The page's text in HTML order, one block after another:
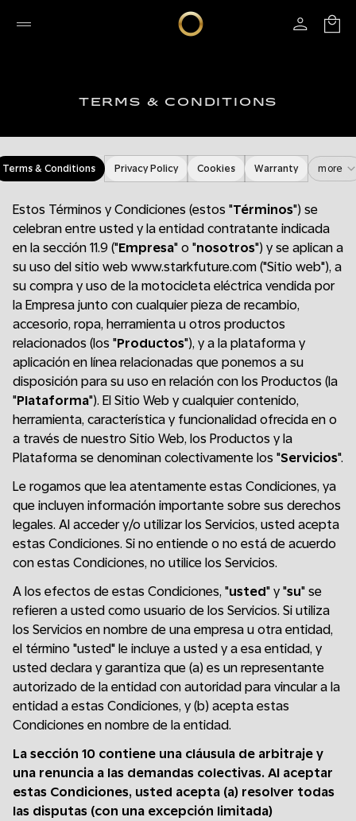
TERMS & CONDITIONS
Terms & Conditions Privacy Policy Cookies Warranty more
Estos Términos y Condiciones (estos "Términos") se
celebran entre usted y la entidad contratante indicada
en la sección 11.9 ("Empresa" o "nosotros") y se aplican a
su uso del sitio web www.starkfuture.com ("Sitio web"), a
su compra y uso de la motocicleta eléctrica vendida por
la Empresa junto con cualquier pieza de recambio,
accesorio, ropa, herramienta u otros productos
relacionados (los "Productos"), y a la plataforma y
aplicación en línea relacionadas que ponemos a su
disposición para su uso en relación con los Productos (la
"Plataforma"). El Sitio Web y cualquier contenido,
herramienta, característica y funcionalidad ofrecida en o
a través de nuestro Sitio Web, los Productos y la
Plataforma se denominan colectivamente los "Servicios".
Le rogamos que lea atentamente estas Condiciones, ya
que incluyen información importante sobre sus derechos
legales. Al acceder y/o utilizar los Servicios, usted acepta
estas Condiciones. Si no entiende o no está de acuerdo
con estas Condiciones, no utilice los Servicios.
A los efectos de estas Condiciones, "usted" y "su" se
refieren a usted como usuario de los Servicios. Si utiliza
los Servicios en nombre de una empresa u otra entidad,
el término "usted" le incluye a usted y a esa entidad, y
usted declara y garantiza que (a) es un representante
autorizado de la entidad con autoridad para vincular a la
entidad a estas Condiciones, y (b) acepta estas
Condiciones en nombre de la entidad.
La sección 10 contiene una cláusula de arbitraje y
una renuncia a las demandas colectivas. Al aceptar
estas Condiciones, usted acepta (a) resolver todas
las disputas (con una excepción limitada)